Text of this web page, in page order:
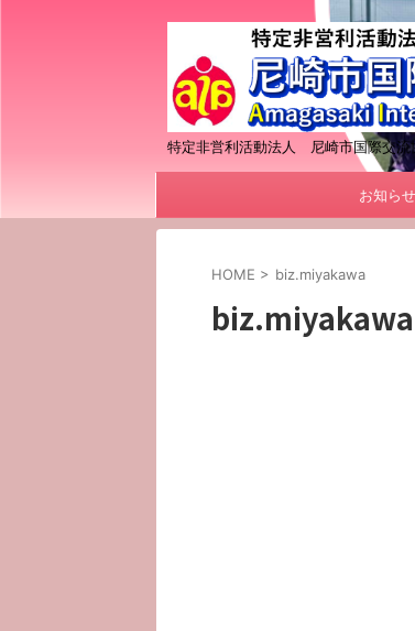
特定非営利活動法人 尼崎市国際交流
お知らせ
HOME > biz.miyakawa
biz.miyakawa